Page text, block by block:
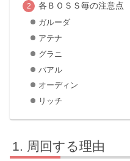
各ＢＯＳＳ毎の注意点
ガルーダ
アテナ
グラニ
バアル
オーディン
リッチ
周回する理由